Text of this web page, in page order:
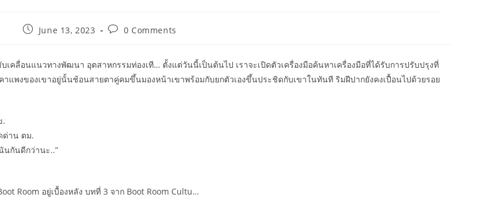
June 13, 2023 0 Comments
เคลื่อนแนวทางพัฒนา อุตสาหกรรมท่องเที… ตั้งแต่วันนี้เป็นต้นไป เราจะเปิดตัวเครื่องมือค้นหาเครื่องมือที่ได้รับการปรับปรุงที่
แพงของเขาอยู่นั้นช้อนสายตาคู่คมขึ้นมองหน้าเขาพร้อมกับยกตัวเองขึ้นประชิดกับเขาในทันที ริมฝีปากยังคงเปื้อนไปด้วยรอย
.
ด่าน ตม.
นกันดีกว่านะ..”
Room อยู่เบื้องหลัง บทที่ 3 จาก Boot Room Cultu…